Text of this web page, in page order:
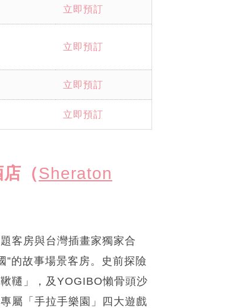
立即預訂
立即預訂
立即預訂
立即預訂
（Sheraton
客房與台灣插畫家獨家合
”的故事場景客房。史前探險
韆」，及YOGIBO懶骨頭沙
屬「手拉手樂園」四大遊戲